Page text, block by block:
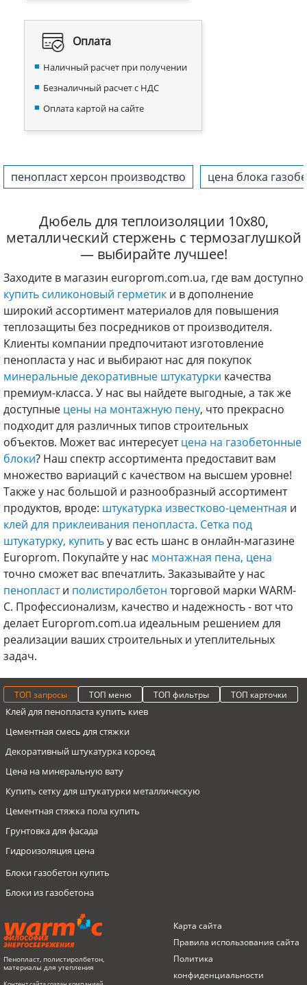
Оплата
Наличный расчет при получении
Безналичный расчет с НДС
Оплата картой на сайте
пенопласт херсон производство цена блока
Дюбель для теплоизоляции 10х80,
металлический стержень с термозаглушкой
— выбирайте лучшее!
Заходите в магазин europrom.com.ua, где вам доступно
купить силиконовый герметик и в дополнение
широкий ассортимент материалов для повышения
теплозащиты без посредников от производителя.
Клиенты компании предпочитают изготовление
пенопласта у нас и выбирают нас для покупок
минеральные декоративные штукатурки качества
премиум-класса. У нас вы найдете выгодные, а так же
доступные цены на монтажную пену, что прекрасно
подходит для различных типов строительных
объектов. Может вас интересуетцена на газобетонные
блоки? Наш спектр ассортимента предоставит вам
множество вариаций с качеством на высшем уровне!
Также у нас большой и разнообразный ассортимент
продуктов, вроде: штукатурка известково-цементная и
клей для приклеивания пенопласта. Сетка под
штукатурку, купитьу вас есть шанс в онлайн-магазине
Europrom. Покупайте у нас монтажная пена, цена
точно сможет вас впечатлить. Заказывайте у нас
пенопласти полистиролбетон торговой марки WARM-
C. Профессионализм, качество и надежность - вот что
делает Europrom.com.ua идеальным решением для
реализации ваших строительных и утеплительных
задач.
ТОП запросы ТОП меню ТОП фильтры ТОП карточки
Клей для пенопласта купить киев
Цементная смесь для стяжки
Декоративный штукатурка короед
Цена на минеральную вату
Купить сетку для штукатурки металлическую
Цементная стяжка пола купить
Грунтовка для фасада
Гидроизоляция цена
Блоки газобетон купить
Блоки из газобетона
Экструдированный пенополистирол производители
Сетка штукатурная металлическая цена харьков
Стоимость штукатурной сетки
Герметик
Пенопласт
Пенопласт EPS 120 до 20 кг/м3
Пенопласт EPS 80 100 мм
Пенопласт 70 мм до 13 кг/м3
Пенопласт EPS 90 1000х500х120мм, до 16кг/м3, Warm-C
Грунтовка адгезионная для гладких поверхностей G-61, 10л,
BUDMAJSTER
Сетка фасадная, CT-325, зелёная, рулон 1
ФИЛОСОФИЯ
ЭНЕРГОСБЕРЕЖЕНИЯ
Пенопласт, полистиролбетон,
материалы для утепления
Карта сайта
Правила использования сайта
Политика
конфиденциальности